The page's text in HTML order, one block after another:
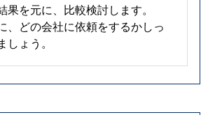
果を元に、比較検討します。
、どの会社に依頼をするかしっ
ょう。